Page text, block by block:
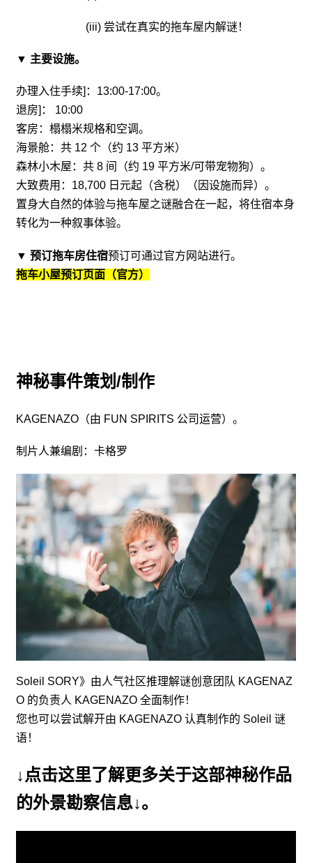
(iii) 尝试在真实的拖车屋内解谜！
▼ 主要设施。
办理入住手续]：13:00-17:00。
退房]： 10:00
客房：榻榻米规格和空调。
海景舱：共 12 个（约 13 平方米）
森林小木屋：共 8 间（约 19 平方米/可带宠物狗）。
大致费用：18,700 日元起（含税）（因设施而异）。
置身大自然的体验与拖车屋之谜融合在一起，将住宿本身
转化为一种叙事体验。
▼ 预订拖车房住宿预订可通过官方网站进行。
拖车小屋预订页面（官方）
神秘事件策划/制作
KAGENAZO（由 FUN SPIRITS 公司运营）。
制片人兼编剧：卡格罗
Soleil SORY》由人气社区推理解谜创意团队 KAGENAZ
O 的负责人 KAGENAZO 全面制作！
您也可以尝试解开由 KAGENAZO 认真制作的 Soleil 谜
语！
↓点击这里了解更多关于这部神秘作品
的外景勘察信息↓。